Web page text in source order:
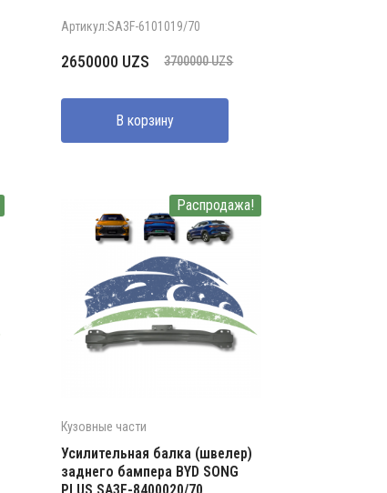
Артикул:SA3F-6101019/70
3700000UZS
Первоначальная
составляла
3700000 UZS.
2650000 UZS
Текущая
2650000 UZS.
В корзину
Распродажа!
Кузовные части
Усилительная балка (швелер)
заднего бампера BYD SONG